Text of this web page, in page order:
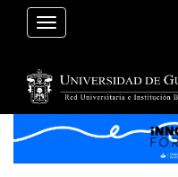
Pasar
Toggle navigation